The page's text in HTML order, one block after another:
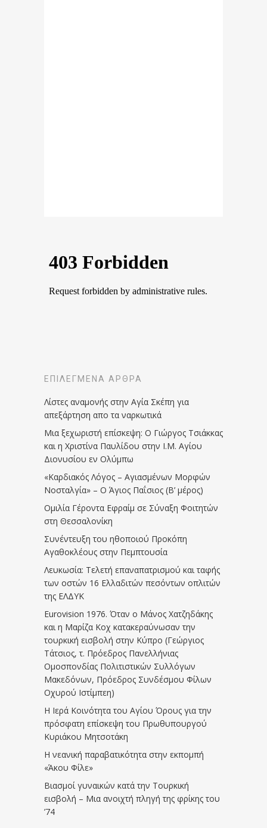
ΕΠΙΛΕΓΜΈΝΑ ΆΡΘΡΑ
Λίστες αναμονής στην Αγία Σκέπη για
απεξάρτηση απο τα ναρκωτικά
Μια ξεχωριστή επίσκεψη: Ο Γιώργος Τσιάκκας
και η Χριστίνα Παυλίδου στην Ι.Μ. Αγίου
Διονυσίου εν Ολύμπω
«Καρδιακός Λόγος – Αγιασμένων Μορφών
Νοσταλγία» – Ο Άγιος Παΐσιος (Β’ μέρος)
Ομιλία Γέροντα Εφραίμ σε Σύναξη Φοιτητών
στη Θεσσαλονίκη
Συνέντευξη του ηθοποιού Προκόπη
Αγαθοκλέους στην Πεμπτουσία
Λευκωσία: Τελετή επαναπατρισμού και ταφής
των οστών 16 Ελλαδιτών πεσόντων οπλιτών
της ΕΛΔΥΚ
Eurovision 1976. Όταν ο Μάνος Χατζηδάκης
και η Μαρίζα Κοχ κατακεραύνωσαν την
τουρκική εισβολή στην Κύπρο (Γεώργιος
Τάτσιος, τ. Πρόεδρος Πανελλήνιας
Ομοσπονδίας Πολιτιστικών Συλλόγων
Μακεδόνων, Πρόεδρος Συνδέσμου Φίλων
Οχυρού Ιστίμπεη)
Η Ιερά Κοινότητα του Αγίου Όρους για την
πρόσφατη επίσκεψη του Πρωθυπουργού
Κυριάκου Μητσοτάκη
Η νεανική παραβατικότητα στην εκπομπή
«Άκου Φίλε»
Βιασμοί γυναικών κατά την Τουρκική
εισβολή – Μια ανοιχτή πληγή της φρίκης του
’74